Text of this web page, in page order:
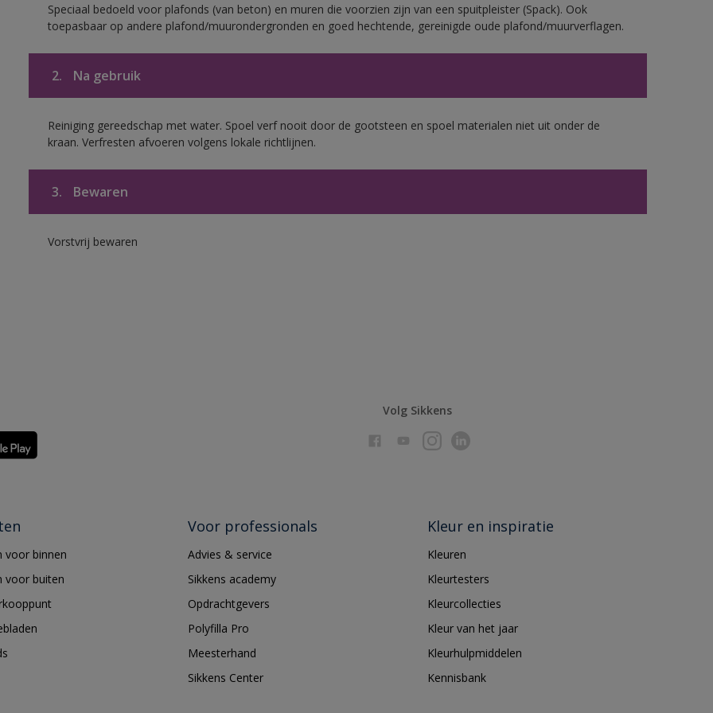
Speciaal bedoeld voor plafonds (van beton) en muren die voorzien zijn van een spuitpleister (Spack). Ook
toepasbaar op andere plafond/muurondergronden en goed hechtende, gereinigde oude plafond/muurverflagen.
2. Na gebruik
Reiniging gereedschap met water. Spoel verf nooit door de gootsteen en spoel materialen niet uit onder de
kraan. Verfresten afvoeren volgens lokale richtlijnen.
3. Bewaren
Vorstvrij bewaren
Volg Sikkens
voor binnen
voor buiten
Voor professionals
Advies & service
Sikkens academy
Opdrachtgevers
Polyfilla Pro
Meesterhand
Sikkens Center
Kleur en inspiratie
Kleuren
Kleurtesters
Kleurcollecties
Kleur van het jaar
Kleurhulpmiddelen
Kennisbank